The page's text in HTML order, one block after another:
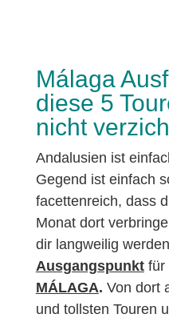
Málaga
diese 5
nicht
Andalusien ist
Gegend ist einfach
facettenreich, dass
Monat dort
dir langweilig
Ausgangspunktfür
MÁLAGA. Von dort
und tollsten Touren